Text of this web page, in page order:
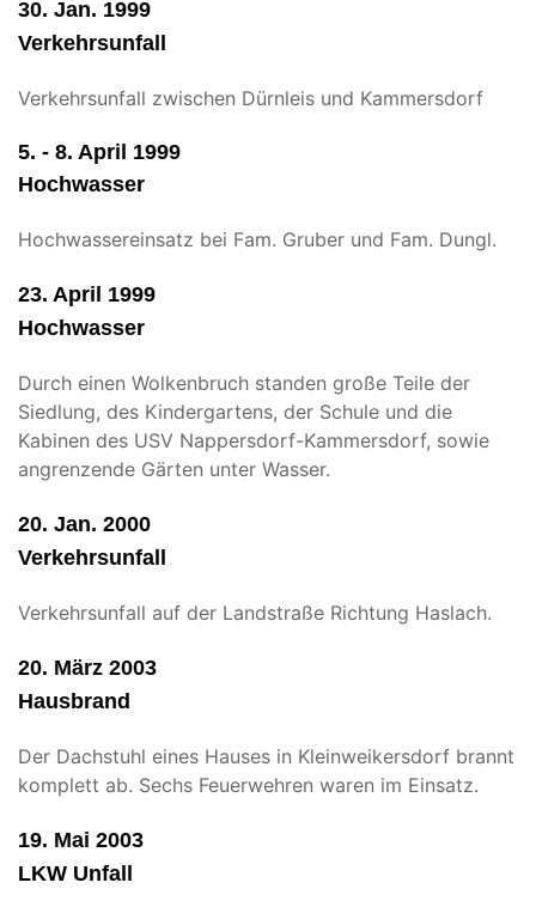
30. Jan. 1999
Verkehrsunfall
Verkehrsunfall zwischen Dürnleis und Kammersdorf
5. - 8. April 1999
Hochwasser
Hochwassereinsatz bei Fam. Gruber und Fam. Dungl.
23. April 1999
Hochwasser
Durch einen Wolkenbruch standen große Teile der
Siedlung, des Kindergartens, der Schule und die
Kabinen des USV Nappersdorf-Kammersdorf, sowie
angrenzende Gärten unter Wasser.
20. Jan. 2000
Verkehrsunfall
Verkehrsunfall auf der Landstraße Richtung Haslach.
20. März 2003
Hausbrand
Der Dachstuhl eines Hauses in Kleinweikersdorf brannt
komplett ab. Sechs Feuerwehren waren im Einsatz.
19. Mai 2003
LKW Unfall